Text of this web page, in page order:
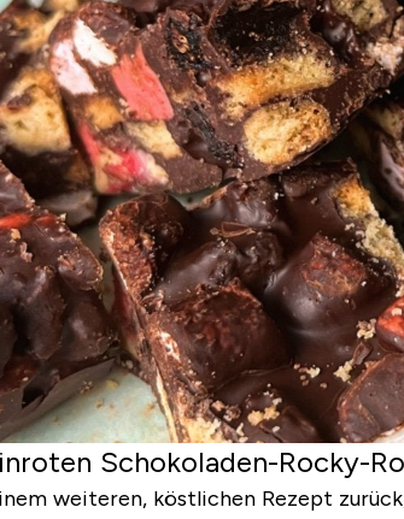
Schokoladen-Rocky-
weiteren, köstlichen Rezept